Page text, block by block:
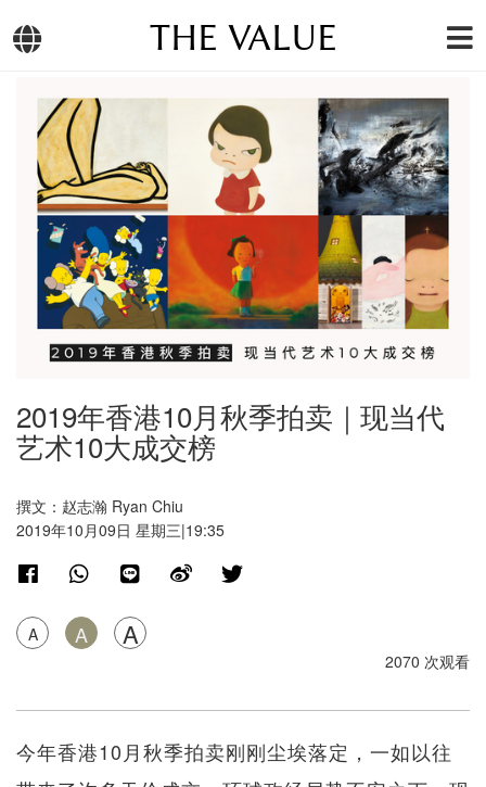
THE VALUE
2019年香港10月秋季拍卖｜现当代
艺术10大成交榜
撰文：赵志瀚 Ryan Chiu
2019年10月09日 星期三|19:35
A A A
2070 次观看
今年香港10月秋季拍卖刚刚尘埃落定，一如以往